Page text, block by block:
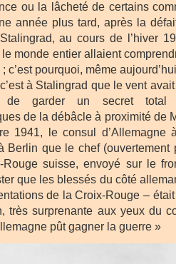
ou la lâcheté de certains
année plus tard, après la
au cours de l’hiver
monde entier allaient
c’est pourquoi, même
à Stalingrad que le vent
de garder un secret total
de la débâcle à proximité de
1941, le consul d’Allemagne
Berlin que le chef (ouvertement
suisse, envoyé sur le
que les blessés du côté
de la Croix-Rouge –
très surprenante aux yeux du
pût gagner la guerre »